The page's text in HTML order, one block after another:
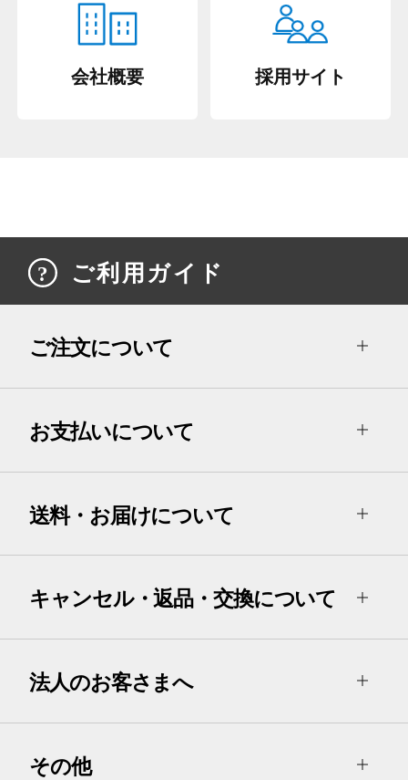
会社概要 採用サイト
ご利用ガイド
ご注文について
お支払いについて
送料・お届けについて
キャンセル・返品・交換について
法人のお客さまへ
その他